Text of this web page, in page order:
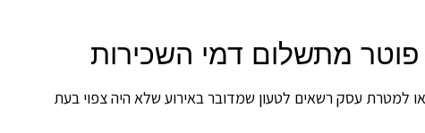
מתשלום דמי השכירות
למטרת עסק רשאים לטעון שמדובר באירוע שלא היה צפוי בעת